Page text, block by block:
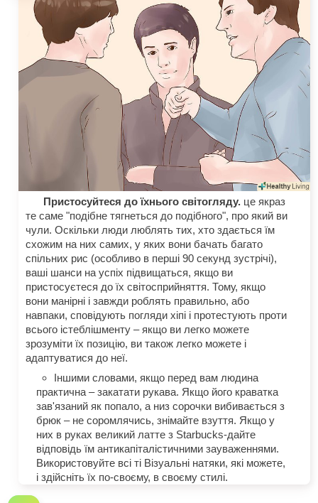
Пристосуйтеся до їхнього світогляду. це якраз
те саме "подібне тягнеться до подібного", про який ви
чули. Оскільки люди люблять тих, хто здається їм
схожим на них самих, у яких вони бачать багато
спільних рис (особливо в перші 90 секунд зустрічі),
ваші шанси на успіх підвищаться, якщо ви
пристосуєтеся до їх світосприйняття. Тому, якщо
вони манірні і завжди роблять правильно, або
навпаки, сповідують погляди хіпі і протестують проти
всього істеблішменту – якщо ви легко можете
зрозуміти їх позицію, ви також легко можете і
адаптуватися до неї.
Іншими словами, якщо перед вам людина
практична – закатати рукава. Якщо його краватка
зав'язаний як попало, а низ сорочки вибивається з
брюк – не соромлячись, знімайте взуття. Якщо у
них в руках великий латте з Starbucks-дайте
відповідь їм антикапіталістичними зауваженнями.
Використовуйте всі ті Візуальні натяки, які можете,
і здійсніть їх по-своєму, в своєму стилі.